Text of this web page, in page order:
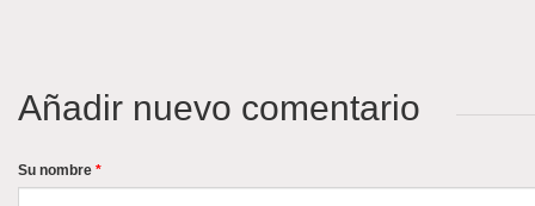
Añadir nuevo comentario
Su nombre *